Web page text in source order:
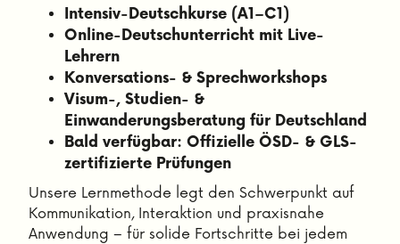
Intensiv-Deutschkurse (A1–C1)
Online-Deutschunterricht mit Live-
Lehrern
Konversations- & Sprechworkshops
Visum-, Studien- &
Einwanderungsberatung für Deutschland
Bald verfügbar: Offizielle ÖSD- & GLS-
zertifizierte Prüfungen
Unsere Lernmethode legt den Schwerpunkt auf
Kommunikation, Interaktion und praxisnahe
Anwendung – für solide Fortschritte bei jedem